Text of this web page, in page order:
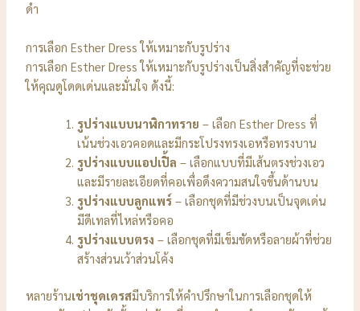
ดำ
การเลือก Esther Dress ให้เหมาะกับรูปร่าง
การเลือก Esther Dress ให้เหมาะกับรูปร่างเป็นสิ่งสำคัญที่จะช่วย
ให้คุณดูโดดเด่นและมั่นใจ ดังนี้:
รูปร่างแบบนาฬิกาทราย – เลือก Esther Dress ที่
เน้นช่วงเอวคอดและมีกระโปรงทรงเอหรือทรงบาน
รูปร่างแบบแอปเปิ้ล – เลือกแบบที่มีเส้นตรงช่วงเอว
และมีรายละเอียดที่คอเพื่อดึงความสนใจขึ้นด้านบน
รูปร่างแบบลูกแพร์ – เลือกชุดที่มีช่วงบนเป็นจุดเด่น
มีดีเทลที่ไหล่หรือคอ
รูปร่างแบบตรง – เลือกชุดที่มีเข็มขัดหรือลายผ้าที่ช่วย
สร้างส่วนเว้าส่วนโค้ง
หลายร้านเช่าชุดเดรสมีบริการให้คำปรึกษาในการเลือกชุดให้